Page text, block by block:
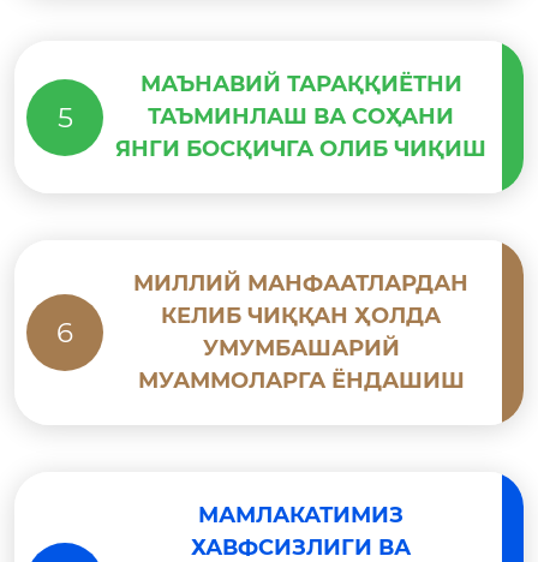
5
МАЪНАВИЙ ТАРАҚҚИЁТНИ
ТАЪМИНЛАШ ВА СОҲАНИ
ЯНГИ БОСҚИЧГА ОЛИБ ЧИҚИШ
6
МИЛЛИЙ МАНФААТЛАРДАН
КЕЛИБ ЧИҚҚАН ҲОЛДА
УМУМБАШАРИЙ
МУАММОЛАРГА ЁНДАШИШ
МАМЛАКАТИМИЗ
ХАВФСИЗЛИГИ ВА